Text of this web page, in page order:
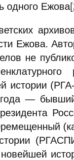
одного Ежова
Ежова.
не
истории
—
новейшей